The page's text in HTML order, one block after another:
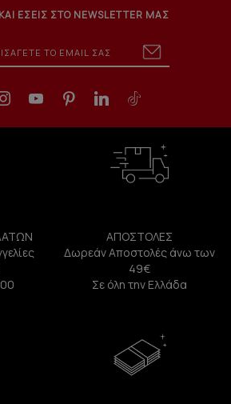
ΕΣΕΙΣ ΣΤΟ NEWSLETTER ΜΑΣ
ΑΠΟΣΤΟΛΕΣ
Δωρεάν Αποστολές άνω των
49€
Σε όλη την Ελλάδα